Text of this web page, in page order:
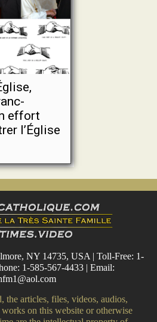
effort
l’Église
NY 14735, USA | Toll-Free: 1-
1-585-567-4433 | Email:
the articles, files, videos, audios,
on this website or otherwise